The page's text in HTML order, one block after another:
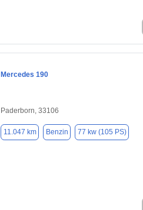
Mercedes 190
Paderborn, 33106
11.047 km Benzin 77 kw (105 PS)